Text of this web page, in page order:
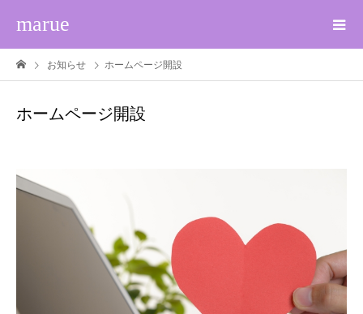
marue
お知らせ ホームページ開設
ホームページ開設